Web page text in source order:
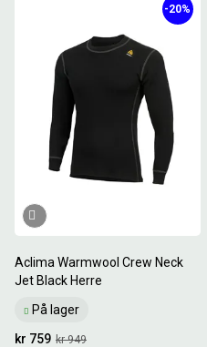
Aclima Warmwool Crew Neck
Jet Black Herre
På lager
-20%
kr 949
kr 759